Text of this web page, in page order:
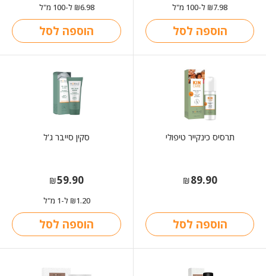
₪7.98 ל-100 מ"ל
הוספה לסל
₪6.98 ל-100 מ"ל
הוספה לסל
תרסיס כינקייר טיפולי
₪89.90
הוספה לסל
סקין סייבר ג'ל
₪59.90
₪1.20 ל-1 מ"ל
הוספה לסל